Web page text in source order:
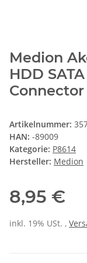
Medion
HDD
Connector
Artikelnummer:
HAN: -89009
Kategorie: P8614
Hersteller: Medion
8,95 €
inkl. 19% USt. ,